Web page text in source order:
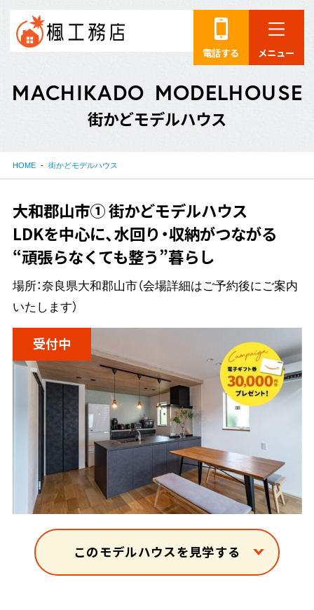
電話する メニュー
MACHIKADO MODELHOUSE
街かどモデルハウス
HOME 街かどモデルハウス
大和郡山市① 街かどモデルハウス
LDKを中心に、水回り・収納がつながる
“頑張らなくても整う”暮らし
場所：奈良県大和郡山市（会場詳細はご予約後にご案内
いたします）
受付中
このモデルハウスを見学する